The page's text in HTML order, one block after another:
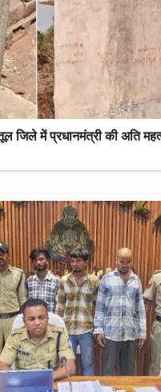
जिले में प्रधानमंत्री की अति